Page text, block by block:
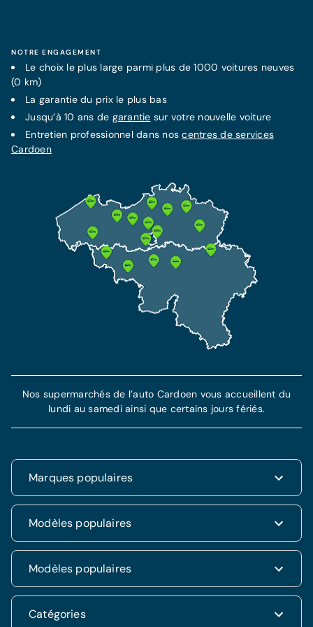
FORFAIT MENSUEL FIXE
Contrat d'entretien Service +
53€/mois
Tous les frais de maintenance inclus
Tous les frais de réparations techniques
inclus
Assistance dépannage de 7 ans incluse
En savoir plus
LA MEILLEURE PROTECTION
Assurance Omnium
Dès 77 €/mois
Cette assurance inclut l'assurance RC et garantit
votre protection et indemnisation en cas de vol
et accident.
Plus d'information
NOTRE ENGAGEMENT
Le choix le plus large parmi plus de 1000 voitures neuves
(0 km)
La garantiedu prix le plus bas
Jusqu’à 10 ans de garantie sur votre nouvelle voiture
Entretien professionnel dans noscentres de services
Cardoen
Marques populaires
Renault
Dacia
Volkswagen
Hyundai
Kia
Modèles populaires
Renault Clio
Fiat 500
Hyundai Tucson
Modèles populaires
Hyundai i20
Catégories
Nos supermarchés de l’auto Cardoen vous accueillent du
lundi au samedi ainsi que certains jours fériés.